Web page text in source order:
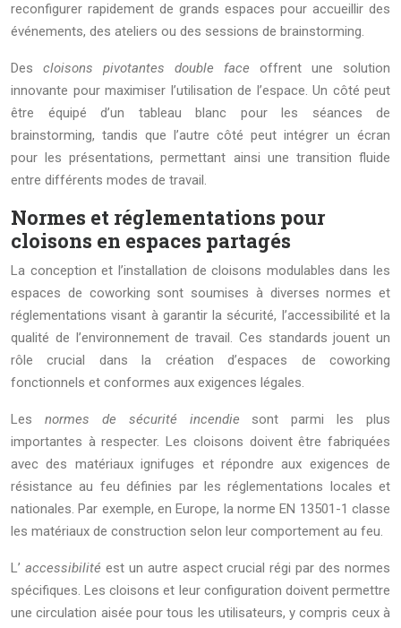
reconfigurer rapidement de grands espaces pour accueillir des
événements, des ateliers ou des sessions de brainstorming.
Des cloisons pivotantes double face offrent une solution
innovante pour maximiser l’utilisation de l’espace. Un côté peut
être équipé d’un tableau blanc pour les séances de
brainstorming, tandis que l’autre côté peut intégrer un écran
pour les présentations, permettant ainsi une transition fluide
entre différents modes de travail.
Normes et réglementations pour
cloisons en espaces partagés
La conception et l’installation de cloisons modulables dans les
espaces de coworking sont soumises à diverses normes et
réglementations visant à garantir la sécurité, l’accessibilité et la
qualité de l’environnement de travail. Ces standards jouent un
rôle crucial dans la création d’espaces de coworking
fonctionnels et conformes aux exigences légales.
Les normes de sécurité incendie sont parmi les plus
importantes à respecter. Les cloisons doivent être fabriquées
avec des matériaux ignifuges et répondre aux exigences de
résistance au feu définies par les réglementations locales et
nationales. Par exemple, en Europe, la norme EN 13501-1 classe
les matériaux de construction selon leur comportement au feu.
L’ accessibilité est un autre aspect crucial régi par des normes
spécifiques. Les cloisons et leur configuration doivent permettre
une circulation aisée pour tous les utilisateurs, y compris ceux à